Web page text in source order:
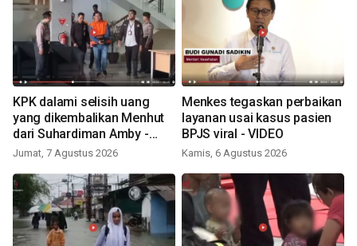
KPK dalami selisih uang
yang dikembalikan Menhut
dari Suhardiman Amby -
VIDEO
Jumat, 7 Agustus 2026
Menkes tegaskan perbaikan
layanan usai kasus pasien
BPJS viral - VIDEO
Kamis, 6 Agustus 2026